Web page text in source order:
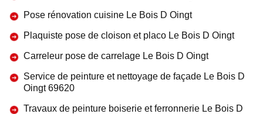
Pose rénovation cuisine Le Bois D Oingt
Plaquiste pose de cloison et placo Le Bois D Oingt
Carreleur pose de carrelage Le Bois D Oingt
Service de peinture et nettoyage de façade Le Bois D
Oingt 69620
Travaux de peinture boiserie et ferronnerie Le Bois D